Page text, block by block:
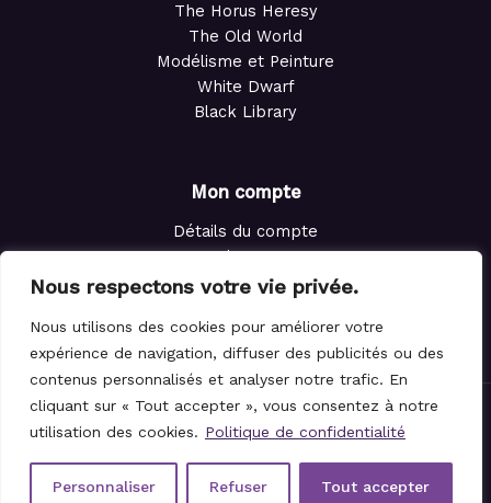
Nous respectons votre vie privée.
Nous utilisons des cookies pour améliorer votre
expérience de navigation, diffuser des publicités ou des
contenus personnalisés et analyser notre trafic. En
cliquant sur « Tout accepter », vous consentez à notre
utilisation des cookies. Politique de confidentialité
Personnaliser Refuser Tout accepter
The Horus Heresy
The Old World
Modélisme et Peinture
White Dwarf
Black Library
Mon compte
Détails du compte
Adresses
Commandes
Panier
© 2021-2026 Le Magicien des Dés.